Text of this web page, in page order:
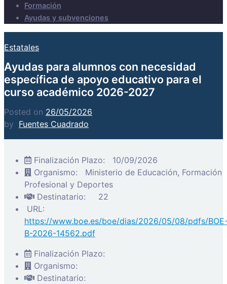
Formación
Ayudas y subvenciones
Estatales
Ayudas para alumnos con necesidad
específica de apoyo educativo para el
curso académico 2026-2027
Posted on 26/05/2026
by Fuentes Cuadrado
Finalización Plazo:
10/09/2026
Organismo:
Ministerio de Educación, Formación
Profesional y Deportes
Destinatario:
22
URL:
https://www.boe.es/boe/dias/2026/05/08/pdfs/
B-2026-14562.pdf
Finalización Plazo:
Organismo:
Destinatario: